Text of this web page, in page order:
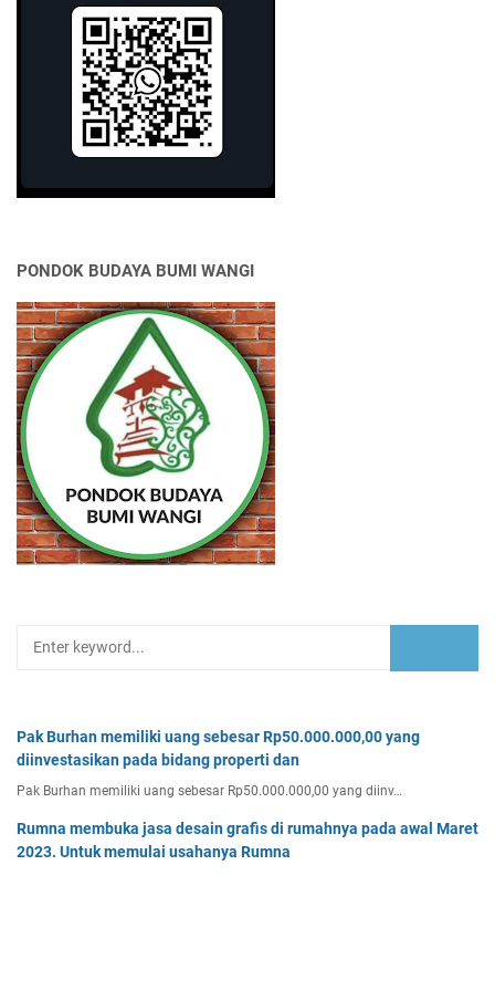
PONDOK BUDAYA BUMI WANGI
Pak Burhan memiliki uang sebesar Rp50.000.000,00 yang
diinvestasikan pada bidang properti dan
Pak Burhan memiliki uang sebesar Rp50.000.000,00 yang diinv…
Rumna membuka jasa desain grafis di rumahnya pada awal Maret
2023. Untuk memulai usahanya Rumna